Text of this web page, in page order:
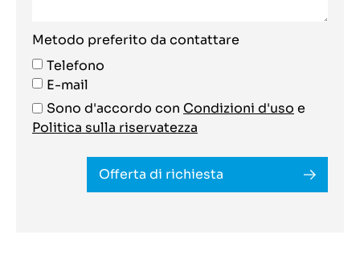
Metodo preferito da contattare
Telefono
E-mail
Sono d'accordo con Condizioni d'uso e
Politica sulla riservatezza
Offerta di richiesta